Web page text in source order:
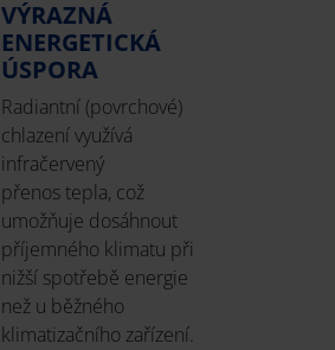
VÝRAZNÁ
ENERGETICKÁ
ÚSPORA
Radiantní (povrchové)
chlazení využívá
infračervený
přenos tepla, což
umožňuje dosáhnout
příjemného klimatu při
nižší spotřebě energie
než u běžného
klimatizačního zařízení.